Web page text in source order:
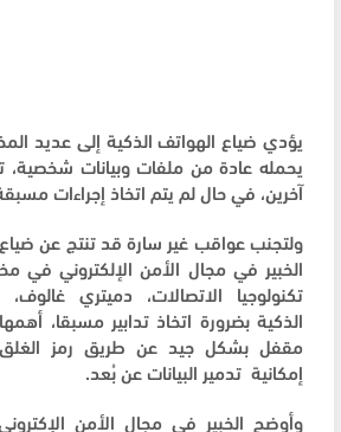
يؤدي ضياع الهواتف الذكية إلى عديد
يحمله عادة من ملفات وبيانات
آخرين، في حال لم يتم اتخاذ إجراءات
ولتجنب عواقب غير سارة قد تنتج عن
الخبير في مجال الأمن الإلكتروني في
تكنولوجيا الاتصالات، دميتري
الذكية بضرورة اتخاذ تدابير مسبقا،
مقفل بشكل جيد عن طريق رمز
إمكانية تدمير البيانات عن بُعد.
وأوضح الخبير في مجال الأمن